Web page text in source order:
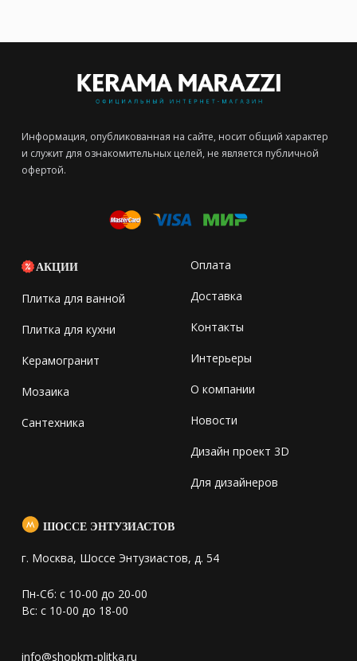
Информация, опубликованная на сайте, носит общий характер
и служит для ознакомительных целей, не является публичной
офертой.
АКЦИИ
Плитка для ванной
Плитка для кухни
Керамогранит
Мозаика
Сантехника
Оплата
Доставка
Контакты
Интерьеры
О компании
Новости
Дизайн проект 3D
Для дизайнеров
ШОССЕ ЭНТУЗИАСТОВ
г. Москва, Шоссе Энтузиастов, д. 54
Пн-Сб: с 10-00 до 20-00
Вс: с 10-00 до 18-00
info@shopkm-plitka.ru